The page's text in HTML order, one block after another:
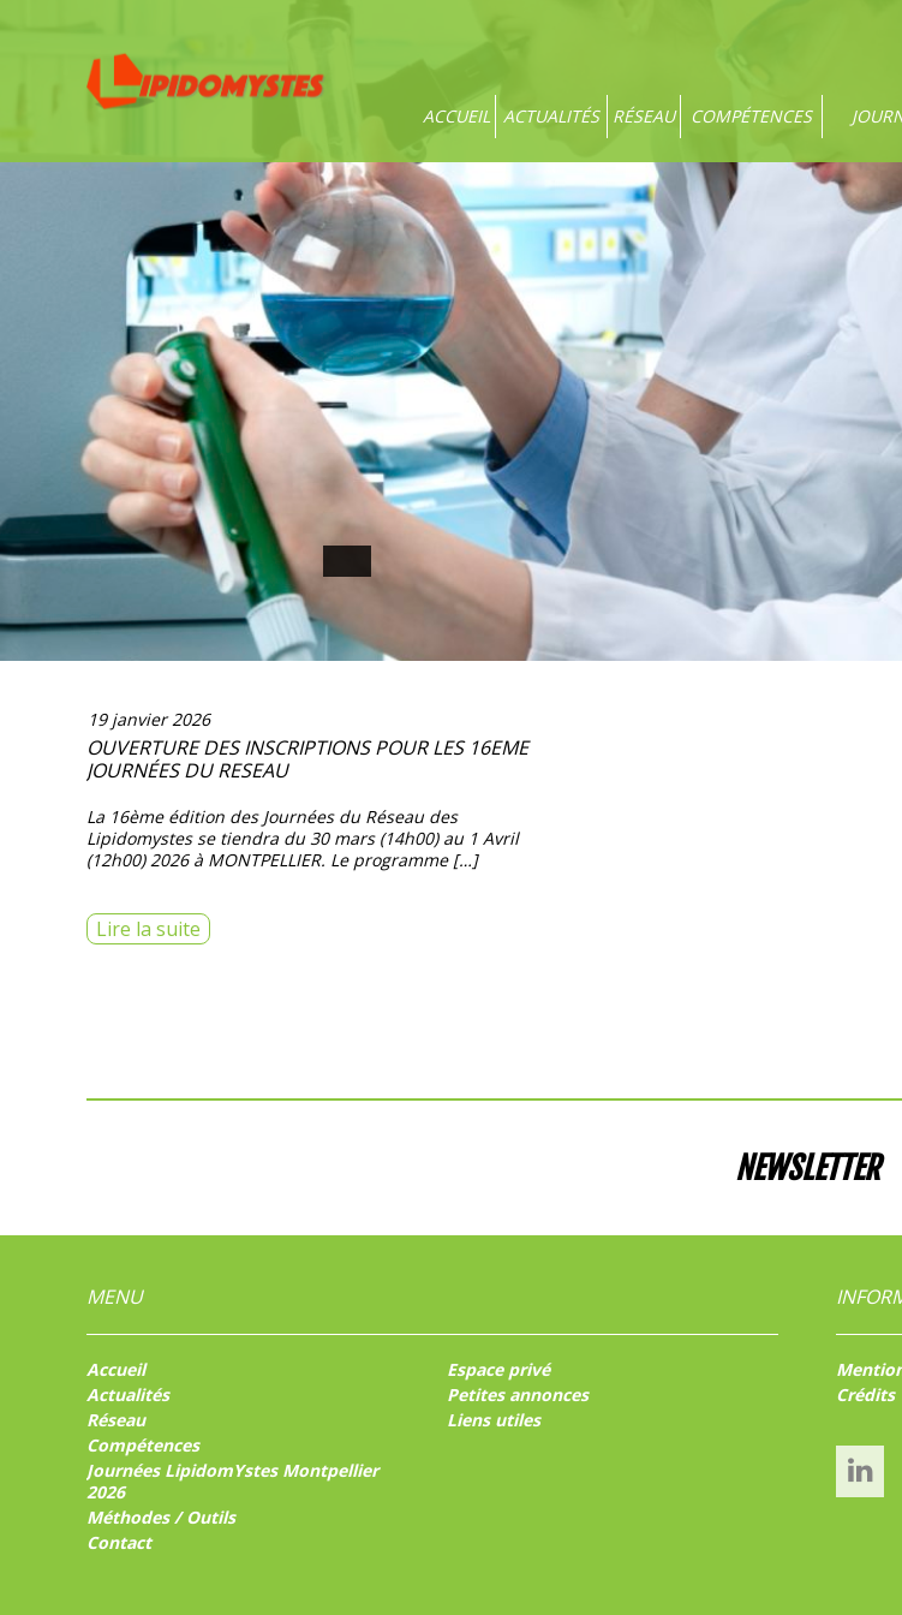
ACCUEIL ACTUALITÉS RÉSEAU COMPÉTENCES
19 janvier 2026
OUVERTURE DES INSCRIPTIONS POUR LES 16EME
JOURNÉES DU RESEAU
La 16ème édition des Journées du Réseau des
Lipidomystes se tiendra du 30 mars (14h00) au 1 Avril
(12h00) 2026 à MONTPELLIER. Le programme […]
Lire la suite
NEWSLETTER
MENU
Accueil
Actualités
Réseau
Compétences
Journées LipidomYstes Montpellier
2026
Méthodes / Outils
Contact
Espace privé
Petites annonces
Liens utiles
Crédits
Linked’In